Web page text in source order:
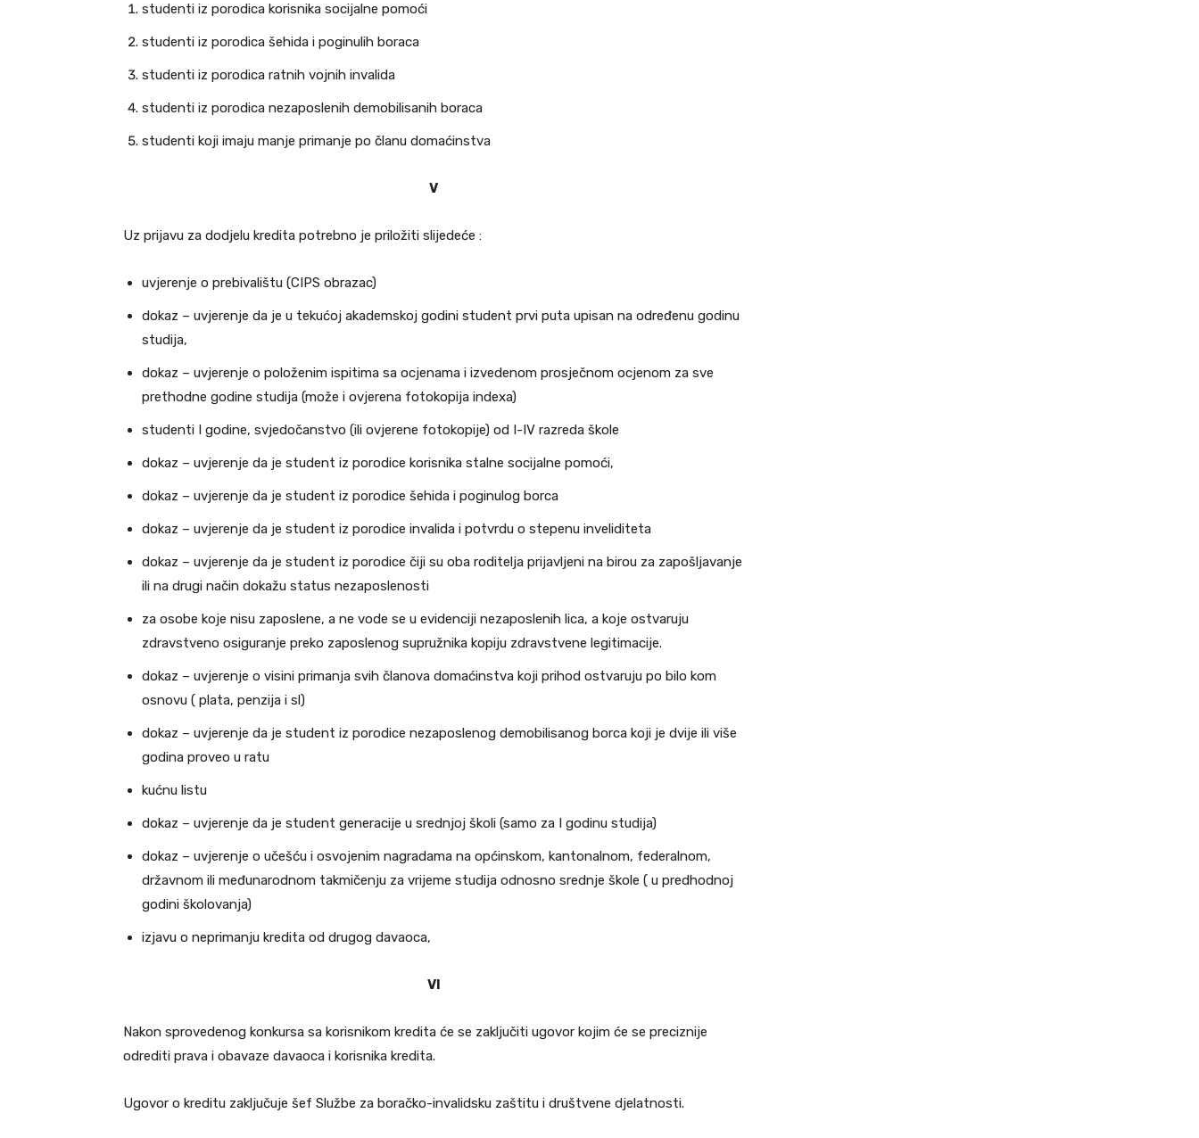
studenti iz porodica korisnika socijalne pomoći
studenti iz porodica šehida i poginulih boraca
studenti iz porodica ratnih vojnih invalida
studenti iz porodica nezaposlenih demobilisanih boraca
studenti koji imaju manje primanje po članu domaćinstva
V
Uz prijavu za dodjelu kredita potrebno je priložiti slijedeće :
uvjerenje o prebivalištu (CIPS obrazac)
dokaz – uvjerenje da je u tekućoj akademskoj godini student prvi puta upisan na određenu godinu
studija,
dokaz – uvjerenje o položenim ispitima sa ocjenama i izvedenom prosječnom ocjenom za sve
prethodne godine studija (može i ovjerena fotokopija indexa)
studenti I godine, svjedočanstvo (ili ovjerene fotokopije) od I-IV razreda škole
dokaz – uvjerenje da je student iz porodice korisnika stalne socijalne pomoći,
dokaz – uvjerenje da je student iz porodice šehida i poginulog borca
dokaz – uvjerenje da je student iz porodice invalida i potvrdu o stepenu inveliditeta
dokaz – uvjerenje da je student iz porodice čiji su oba roditelja prijavljeni na birou za zapošljavanje
ili na drugi način dokažu status nezaposlenosti
za osobe koje nisu zaposlene, a ne vode se u evidenciji nezaposlenih lica, a koje ostvaruju
zdravstveno osiguranje preko zaposlenog supružnika kopiju zdravstvene legitimacije.
dokaz – uvjerenje o visini primanja svih članova domaćinstva koji prihod ostvaruju po bilo kom
osnovu ( plata, penzija i sl)
dokaz – uvjerenje da je student iz porodice nezaposlenog demobilisanog borca koji je dvije ili više
godina proveo u ratu
kućnu listu
dokaz – uvjerenje da je student generacije u srednjoj školi (samo za I godinu studija)
dokaz – uvjerenje o učešću i osvojenim nagradama na općinskom, kantonalnom, federalnom,
državnom ili međunarodnom takmičenju za vrijeme studija odnosno srednje škole ( u predhodnoj
godini školovanja)
izjavu o neprimanju kredita od drugog davaoca,
VI
Nakon sprovedenog konkursa sa korisnikom kredita će se zaključiti ugovor kojim će se preciznije
odrediti prava i obavaze davaoca i korisnika kredita.
Ugovor o kreditu zaključuje šef Službe za boračko-invalidsku zaštitu i društvene djelatnosti.